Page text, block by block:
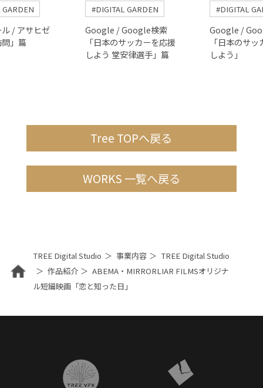
/ アサヒゼ
」篇
#DIGITAL GARDEN
Google / Google検索
「日本のサッカーを応援
しよう 堂安律選手」篇
#DIGITAL
Google /
「日本のサ
しよう」
Tree TOPへ戻る
WORKS 一覧へ戻る
TREE Digital Studio 事業内容
TREE Digital Studio
作品紹介
ABEMA・MIRRORLIAR FILMSオリジナ
ル短編映画「恋と知った日」